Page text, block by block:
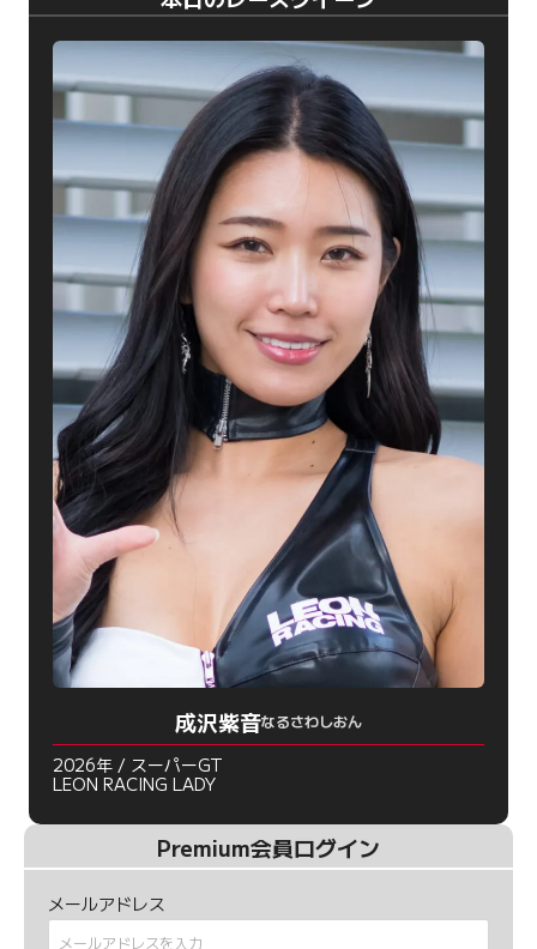
成沢紫音なるさわしおん
2026年 / スーパーGT
LEON RACING LADY
Premium会員ログイン
メールアドレス